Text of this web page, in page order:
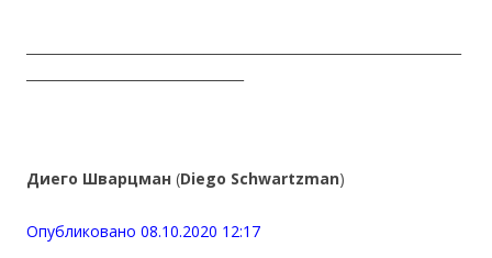
Диего Шварцман (Diego Schwartzman)
Опубликовано 08.10.2020 12:17